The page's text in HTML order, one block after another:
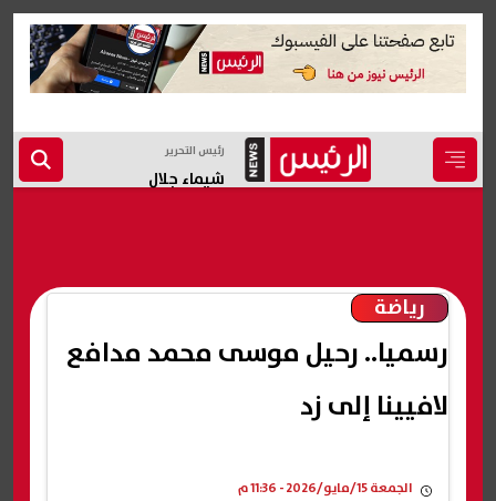
رئيس التحرير
شيماء جلال
رياضة
رسميا.. رحيل موسى محمد مدافع
لافيينا إلى زد
الجمعة 15/مايو/2026 - 11:36 م